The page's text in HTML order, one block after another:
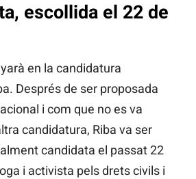
escollida el 22 de
en la candidatura
Després de ser proposada
i com que no es va
candidatura, Riba va ser
candidata el passat 22
i activista pels drets civils i